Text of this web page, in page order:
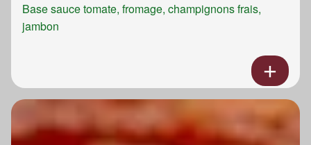
Base sauce tomate, fromage, champignons frais,
jambon